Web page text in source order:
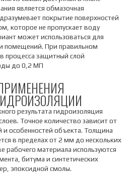
является обмазочная
покрытие поверхностей
которое не пропускает воду
может использоваться для
помещений. При правильном
процесса защитный слой
до 0,2 МП
результата гидроизоляция
Точное количество зависит от
и особенностей объекта. Толщина
в пределах от 2 мм до нескольких
рабочего материала используются
битума и синтетических
эпоксидной смолы.